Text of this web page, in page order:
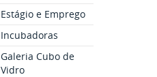
Estágio e Emprego
Incubadoras
Galeria Cubo de
Vidro